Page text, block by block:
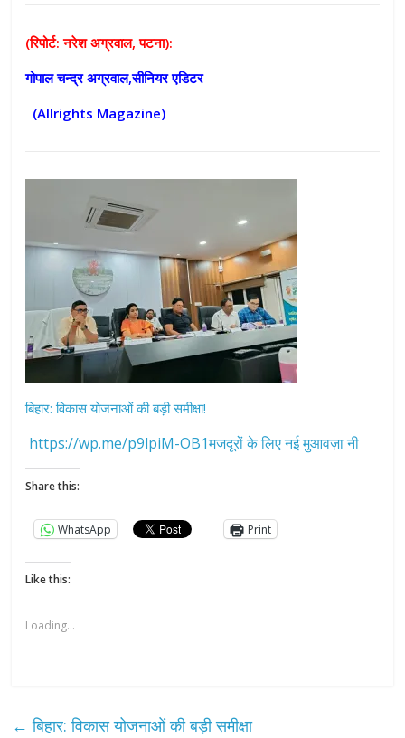
(रिपोर्ट: नरेश अग्रवाल, पटना):
गोपाल चन्द्र अग्रवाल,सीनियर एडिटर
(Allrights Magazine)
बिहार: विकास योजनाओं की बड़ी समीक्षा!
https://wp.me/p9lpiM-OB1मजदूरों के लिए नई मुआवज़ा नी
Share this:
WhatsApp Print
Like this:
Loading...
← बिहार: विकास योजनाओं की बड़ी समीक्षा